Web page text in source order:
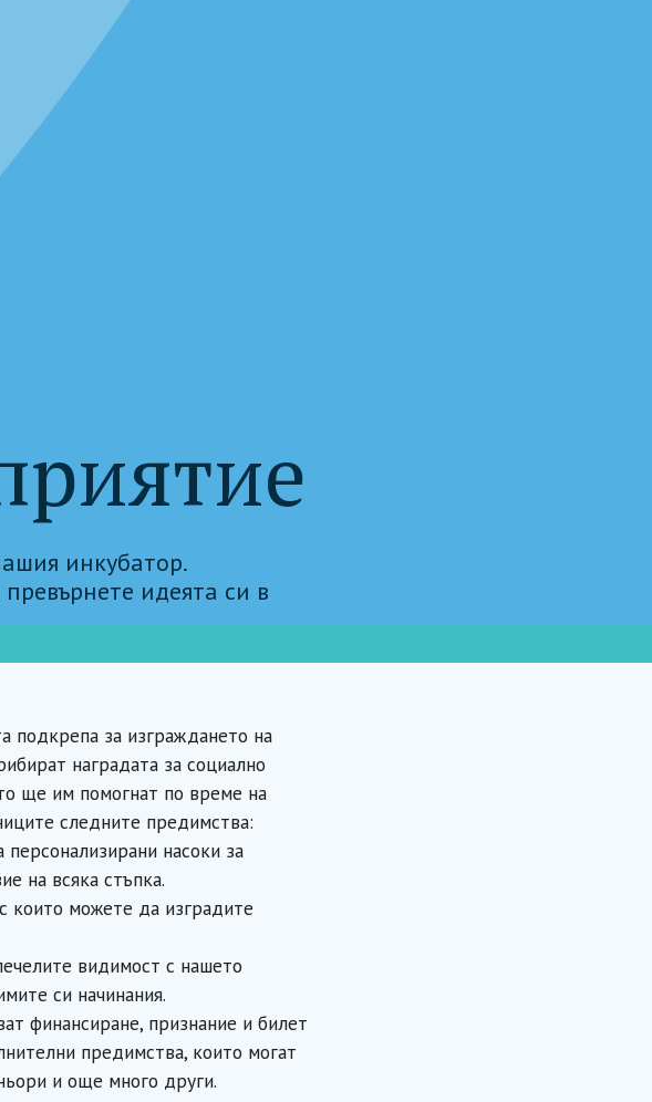
инкубатор.
идеята си в
подкрепа за изграждането на
наградата за социално
ще им помогнат по време на
следните предимства:
насоки за
на всяка стъпка.
които можете да изградите
видимост с нашето
си начинания.
финансиране, признание и билет
предимства, които могат
и още много други.